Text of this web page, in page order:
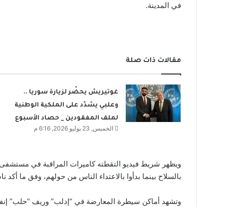
في المدينة.
مقالات ذات صلة
غوتيريش يحضّر لزيارة سوريا ..
وعلبي يشدّد على الملكية الوطنية
لملف المفقودين _ حصاد الأسبوع
الخميس, 23 يوليو 2026, 6:16 م
ويظهر شريط فيديو التقطته كاميرات المراقبة في
بالسلاح بينما بدأوا بالاعتداء الناس من حولهم، وفق ما
وتشهد أماكن سيطرة المعارضة في “إدلب” وريف “حلب”